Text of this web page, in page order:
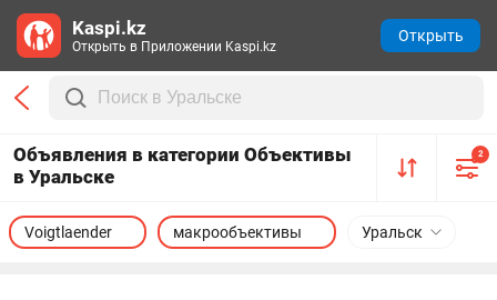
Объявления в категории Объективы
в Уральске
2
Уральск
Voigtlaender макрообъективы
Kaspi.kz
Открыть в Приложении Kaspi.kz
Открыть